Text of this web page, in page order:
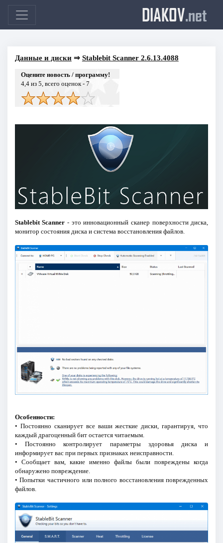
DIAKOV.net
Данные и диски⇒ Stablebit Scanner 2.6.13.4088
Оцените новость / программу!
4,4из 5, всего оценок - 7
Stablebit Scanner - это инновационный сканер поверхности диска,
монитор состояния диска и система восстановления файлов.
Особенности:
• Постоянно сканирует все ваши жесткие диски, гарантируя, что
каждый драгоценный бит остается читаемым.
• Постоянно контролирует параметры здоровья диска и
информирует вас при первых признаках неисправности.
• Сообщает вам, какие именно файлы были повреждены когда
обнаружено повреждение.
• Попытки частичного или полного восстановления поврежденных
файлов.